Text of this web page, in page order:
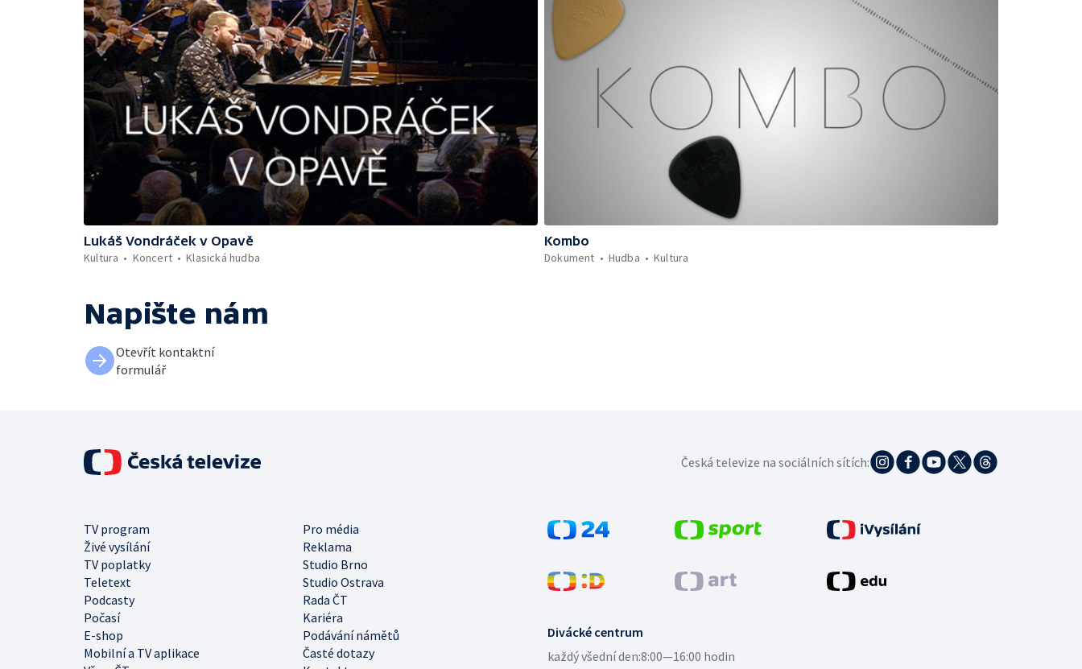
Lukáš Vondráček v Opavě
Kultura
Koncert Klasická hudba
Kombo
Dokument
Hudba Kultura
Napište nám
Otevřít kontaktní
formulář
Divácké centrum
každý všední den:8:00—16:00 hodin
TV program
Pro média
Živé vysílání
Reklama
TV poplatky
Studio Brno
Teletext
Studio Ostrava
Podcasty
Rada ČT
Počasí
Kariéra
E-shop
Podávání námětů
Mobilní a TV aplikace
Časté dotazy
Česká televize na sociálních sítích: